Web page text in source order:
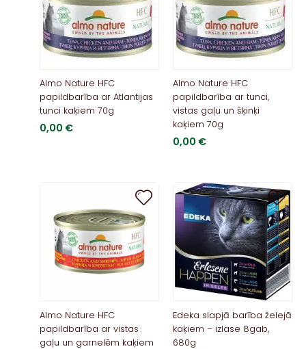
Almo Nature HFC
papildbarība ar Atlantijas
tunci kaķiem 70g
0,00 €
Almo Nature HFC
papildbarība ar tunci,
vistas gaļu un šķinķi
kaķiem 70g
0,00 €
Almo Nature HFC
papildbarība ar vistas
gaļu un garnelēm kaķiem
Edeka slapjā barība želejā
kaķiem – izlase 8gab,
680g